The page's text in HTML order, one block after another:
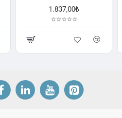
1.837,00₺